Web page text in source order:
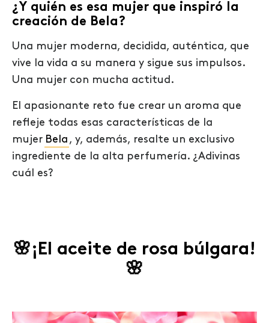
¿Y quién es esa mujer que inspiró la
creación de Bela?
Una mujer moderna, decidida, auténtica, que
vive la vida a su manera y sigue sus impulsos.
Una mujer con mucha actitud.
El apasionante reto fue crear un aroma que
refleje todas esas características de la
mujer Bela , y, además, resalte un exclusivo
ingrediente de la alta perfumería. ¿Adivinas
cuál es?
🌸¡El aceite de rosa búlgara!
🌸